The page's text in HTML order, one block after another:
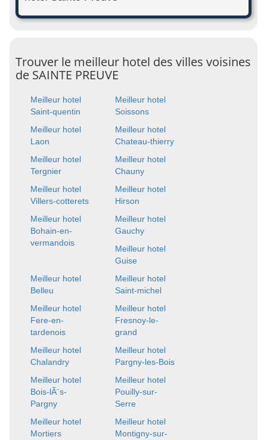
Trouver le meilleur hotel des villes voisines
de SAINTE PREUVE
Meilleur hotel
Saint-quentin
Meilleur hotel
Soissons
Meilleur hotel
Laon
Meilleur hotel
Chateau-thierry
Meilleur hotel
Tergnier
Meilleur hotel
Chauny
Meilleur hotel
Villers-cotterets
Meilleur hotel
Hirson
Meilleur hotel
Bohain-en-
vermandois
Meilleur hotel
Gauchy
Meilleur hotel
Guise
Meilleur hotel
Belleu
Meilleur hotel
Saint-michel
Meilleur hotel
Fere-en-
tardenois
Meilleur hotel
Fresnoy-le-
grand
Meilleur hotel
Chalandry
Meilleur hotel
Pargny-les-Bois
Meilleur hotel
Bois-lÃ¨s-
Pargny
Meilleur hotel
Pouilly-sur-
Serre
Meilleur hotel
Mortiers
Meilleur hotel
Montigny-sur-